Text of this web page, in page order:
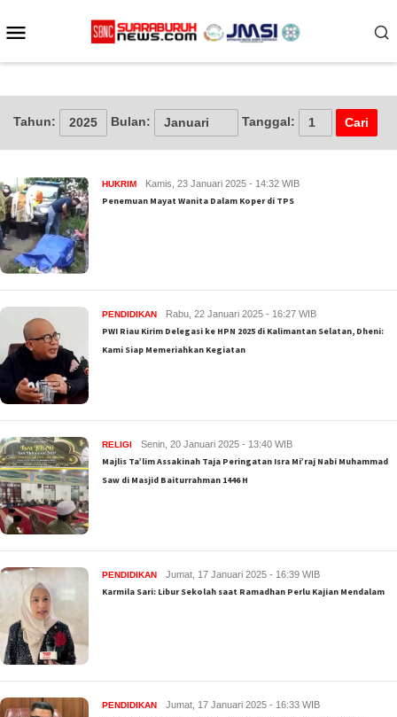
konten
Tahun: Bulan: Tanggal:
INDEKS
BERITA
HUKRIM Kamis, 23 Januari 2025 - 14:32 WIB
Penemuan Mayat Wanita Dalam Koper di TPS
PENDIDIKAN Rabu, 22 Januari 2025 - 16:27 WIB
PWI Riau Kirim Delegasi ke HPN 2025 di Kalimantan Selatan, Dheni:
Kami Siap Memeriahkan Kegiatan
RELIGI Senin, 20 Januari 2025 - 13:40 WIB
Majlis Ta’lim Assakinah Taja Peringatan Isra Mi’raj Nabi Muhammad
Saw di Masjid Baiturrahman 1446 H
PENDIDIKAN Jumat, 17 Januari 2025 - 16:39 WIB
Karmila Sari: Libur Sekolah saat Ramadhan Perlu Kajian Mendalam
PENDIDIKAN Jumat, 17 Januari 2025 - 16:33 WIB